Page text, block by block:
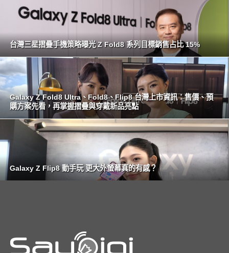
台灣三星摺疊手機策略曝光 Z Fold8 系列目標銷售占比 15%
Galaxy Z Fold8 Ultra、Fold8、Flip8 台灣上市資訊：售價、預
購方案先看，再掌握摺疊與穿戴新品亮點
Galaxy Z Flip8 動手玩 更大外螢幕真的有感？